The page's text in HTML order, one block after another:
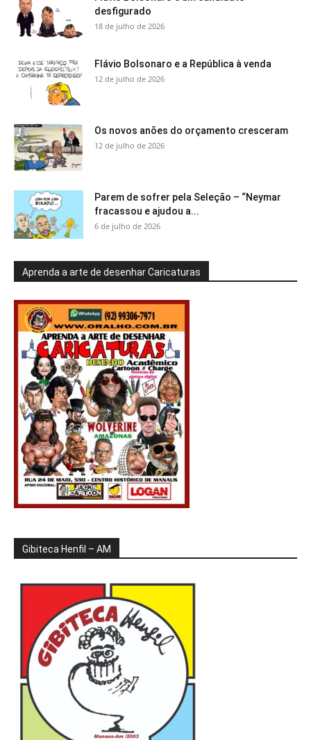
desfigurado
18 de julho de 2026
Flávio Bolsonaro e a República à venda
12 de julho de 2026
Os novos anões do orçamento cresceram
12 de julho de 2026
Parem de sofrer pela Seleção – “Neymar
fracassou e ajudou a...
6 de julho de 2026
Aprenda a arte de desenhar Caricaturas
Gibiteca Henfil – AM